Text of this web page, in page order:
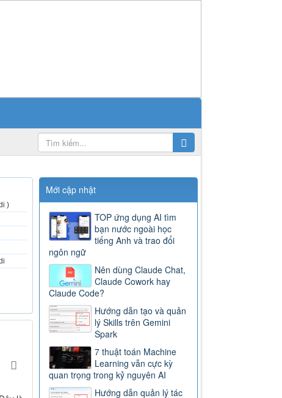
)
Mới cập nhật
TOP ứng dụng AI tìm
bạn nước ngoài học
tiếng Anh và trao đổi
ngôn ngữ
Nên dùng Claude Chat,
Claude Cowork hay
Claude Code?
Hướng dẫn tạo và quản
lý Skills trên Gemini
Spark
7 thuật toán Machine
Learning vẫn cực kỳ
quan trọng trong kỷ nguyên AI
Hướng dẫn quản lý tác